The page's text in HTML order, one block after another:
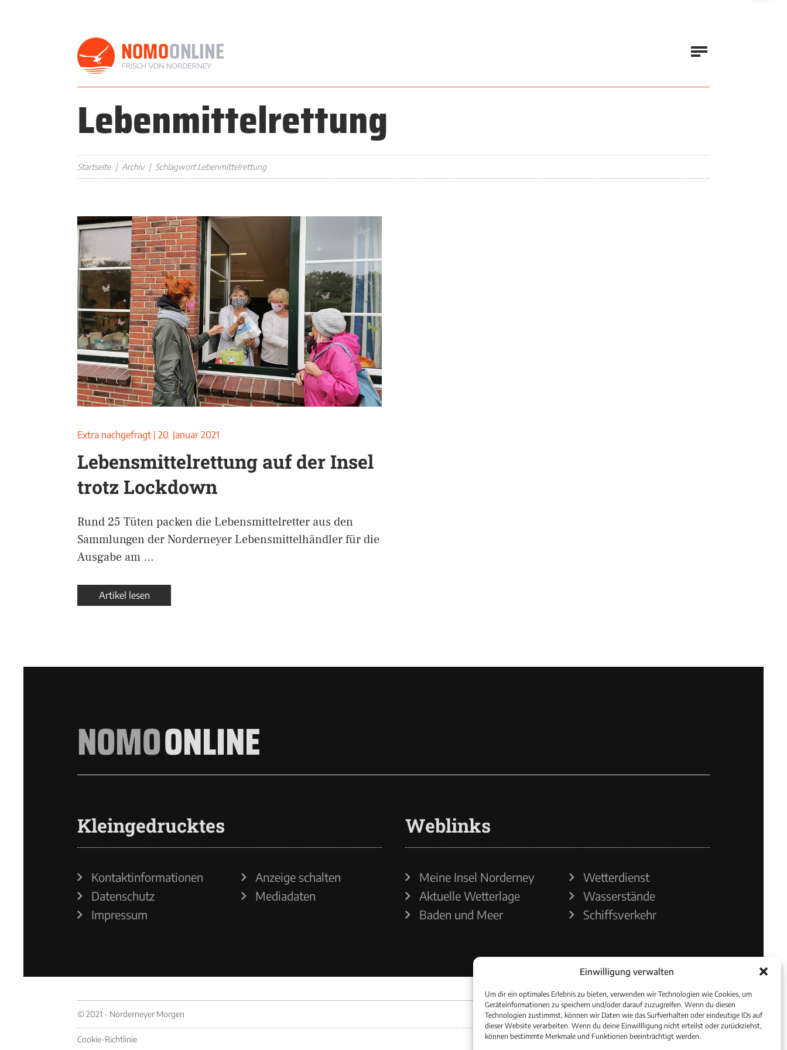
Einwilligung verwalten
Um dir ein optimales Erlebnis zu bieten, verwenden wir Technologien wie Cookies, um
Geräteinformationen zu speichern und/oder darauf zuzugreifen. Wenn du diesen
Technologien zustimmst, können wir Daten wie das Surfverhalten oder eindeutige IDs auf
dieser Website verarbeiten. Wenn du deine Einwillligung nicht erteilst oder zurückziehst,
können bestimmte Merkmale und Funktionen beeinträchtigt werden.
Lebenmittelrettung
Startseite Archiv Schlagwort Lebenmittelrettung
Extra nachgefragt 20. Januar 2021
Lebensmittelrettung auf der Insel
trotz Lockdown
Rund 25 Tüten packen die Lebensmittelretter aus den
Sammlungen der Norderneyer Lebensmittelhändler für die
Ausgabe am …
Artikel lesen
NOMOONLINE
Kleingedrucktes
Kontaktinformationen
Datenschutz
Impressum
Anzeige schalten
Mediadaten
Weblinks
Meine Insel Norderney
Aktuelle Wetterlage
Baden und Meer
Wetterdienst
Wasserstände
Schiffsverkehr
© 2021 - Norderneyer Morgen
Cookie-Richtlinie